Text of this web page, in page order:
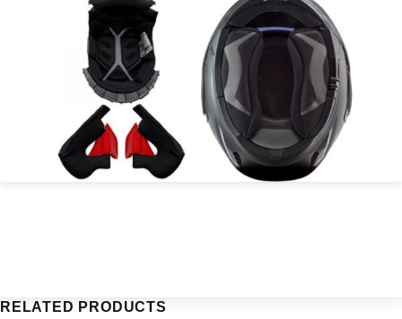
RELATED PRODUCTS